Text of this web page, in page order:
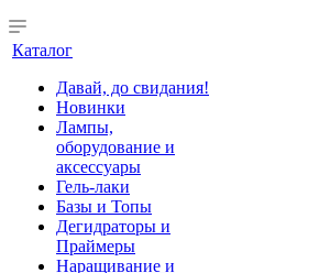
Каталог
Давай, до свидания!
Новинки
Лампы,
оборудование и
аксессуары
Гель-лаки
Базы и Топы
Дегидраторы и
Праймеры
Наращивание и